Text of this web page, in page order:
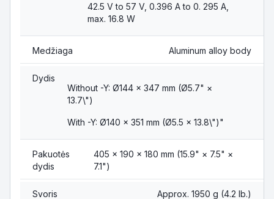
42.5 V to 57 V, 0.396 A to 0. 295 A,
max. 16.8 W
Medžiaga Aluminum alloy body
Dydis
Without -Y: Ø144 × 347 mm (Ø5.7" ×
13.7\")
With -Y: Ø140 × 351 mm (Ø5.5 × 13.8\")"
Pakuotės
dydis
405 × 190 × 180 mm (15.9" × 7.5" ×
7.1")
Svoris Approx. 1950 g (4.2 lb.)